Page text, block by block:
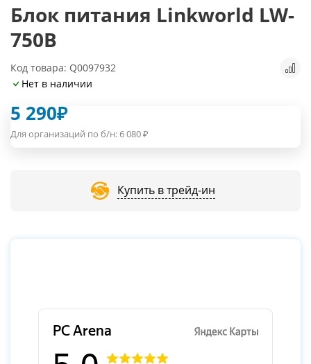
Блок питания Linkworld LW-
750B
Код товара: Q0097932
Нет в наличии
5 290₽
Для организаций по б/н:6 080₽
Купить в трейд-ин